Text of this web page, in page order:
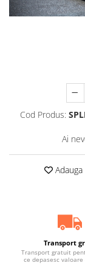
Statii radio CB
Adaos bara fata
Adaos bara spate
Bara spate
Praguri tuning
Tuning evacuare
Accesorii tobe
Cod Produs:
Ai
Adauga
Transport
Transport gratuit
ce depasesc